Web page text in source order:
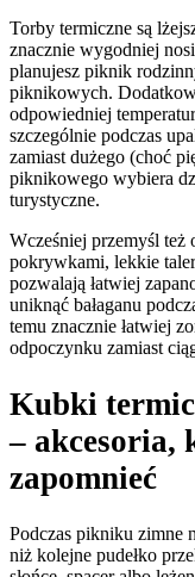
Torby termiczne są
znacznie wygodniej
planujesz piknik
piknikowych.
odpowiedniej
szczególnie podczas
zamiast dużego (choć
piknikowego wybiera
turystyczne.
Wcześniej przemyśl
pokrywkami, lekkie
pozwalają łatwiej
uniknąć bałaganu
temu znacznie łatwiej
odpoczynku zamiast
Kubki
– akcesoria,
zapomnieć
Podczas pikniku zimne
niż kolejne pudełko